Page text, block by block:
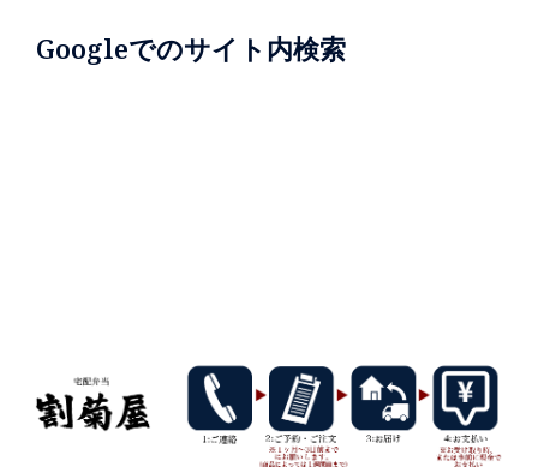
Googleでのサイト内検索